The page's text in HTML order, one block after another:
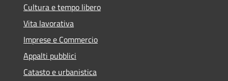
Cultura e tempo libero
Vita lavorativa
Imprese e Commercio
Appalti pubblici
Catasto e urbanistica